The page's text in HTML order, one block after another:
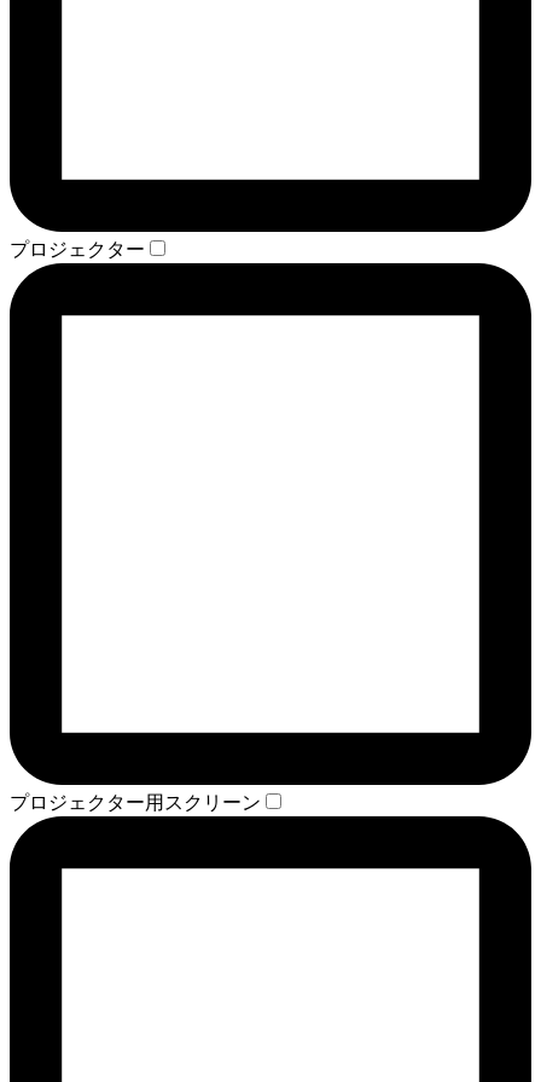
プロジェクター
プロジェクター用スクリーン